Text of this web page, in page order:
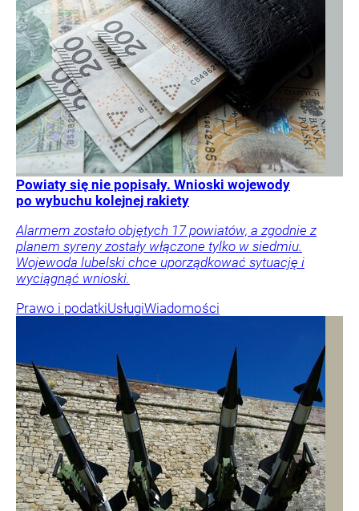
Powiaty się nie popisały. Wnioski wojewody
po wybuchu kolejnej rakiety
Alarmem zostało objętych 17 powiatów, a zgodnie z
planem syreny zostały włączone tylko w siedmiu.
Wojewoda lubelski chce uporządkować sytuację i
wyciągnąć wnioski.
Prawo i podatkiUsługiWiadomości